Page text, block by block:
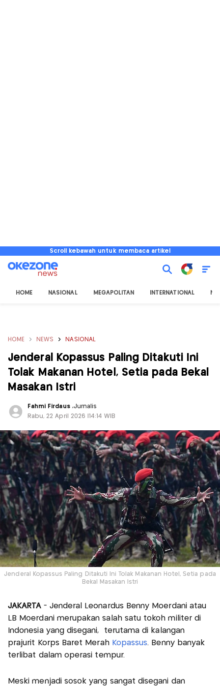
Scroll kebawah untuk membaca artikel
HOME NASIONAL MEGAPOLITAN INTERNATIONAL
HOME NEWS NASIONAL
Jenderal Kopassus Paling Ditakuti Ini
Tolak Makanan Hotel, Setia pada Bekal
Masakan Istri
Fahmi Firdaus ,Jurnalis
Rabu, 22 April 2026 |14:14 WIB
Jenderal Kopassus Paling Ditakuti Ini Tolak Makanan Hotel, Setia pada
Bekal Masakan Istri
JAKARTA- Jenderal Leonardus Benny Moerdani atau
LB Moerdani merupakan salah satu tokoh militer di
Indonesia yang disegani, terutama di kalangan
prajurit Korps Baret Merah Kopassus. Benny banyak
terlibat dalam operasi tempur.
Meski menjadi sosok yang sangat disegani dan